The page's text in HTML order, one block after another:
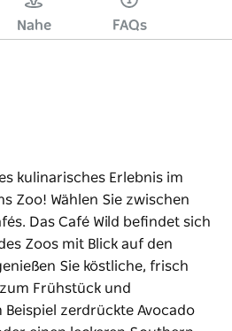
Nahe FAQs
kulinarisches Erlebnis im
Zoo! Wählen Sie zwischen
Das Café Wild befindet sich
Zoos mit Blick auf den
Sie köstliche, frisch
Frühstück und
Beispiel zerdrückte Avocado